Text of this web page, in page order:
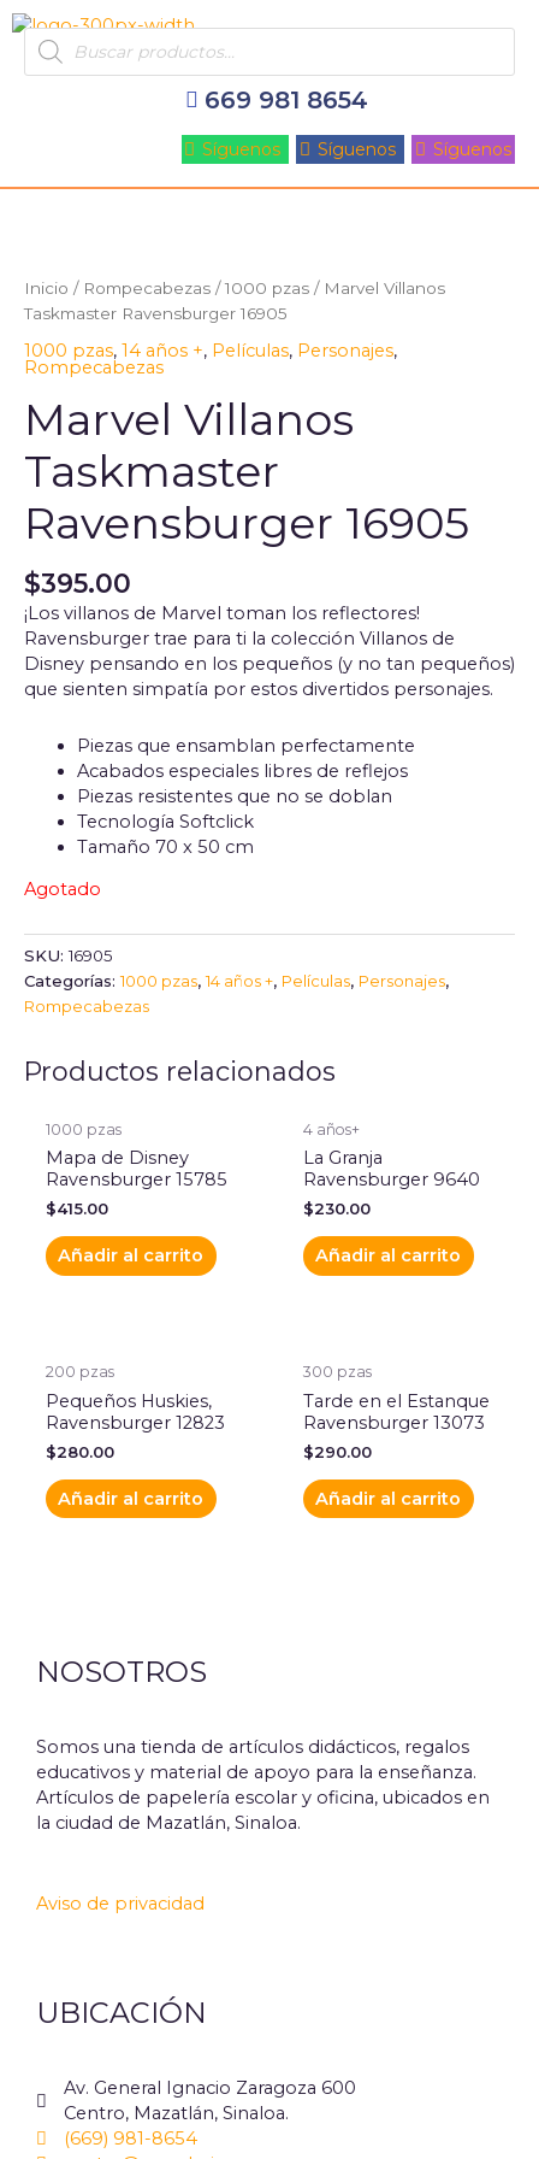
al
contenido
Products
search
669 981 8654
Síguenos Síguenos Síguenos
Inicio / Rompecabezas /1000 pzas / Marvel Villanos
Taskmaster Ravensburger 16905
1000 pzas, 14 años +, Películas, Personajes,
Rompecabezas
Marvel Villanos
Taskmaster
Ravensburger 16905
$395.00
¡Los villanos de Marvel toman los reflectores!
Ravensburger trae para ti la colección Villanos de
Disney pensando en los pequeños (y no tan pequeños)
que sienten simpatía por estos divertidos personajes.
Piezas que ensamblan perfectamente
Acabados especiales libres de reflejos
Piezas resistentes que no se doblan
Tecnología Softclick
Tamaño 70 x 50 cm
Agotado
SKU:16905
Categorías:1000 pzas,14 años +, Películas, Personajes,
Rompecabezas
Productos relacionados
1000 pzas
Mapa de Disney
Ravensburger 15785
$415.00
Añadir al carrito
4 años+
La Granja
Ravensburger 9640
$230.00
Añadir al carrito
200 pzas
Pequeños Huskies,
Ravensburger 12823
$280.00
Añadir al carrito
300 pzas
Tarde en el Estanque
Ravensburger 13073
$290.00
Añadir al carrito
NOSOTROS
Somos una tienda de artículos didácticos, regalos
educativos y material de apoyo para la enseñanza.
Artículos de papelería escolar y oficina, ubicados en
la ciudad de Mazatlán, Sinaloa.
Aviso de privacidad
UBICACIÓN
Av. General Ignacio Zaragoza 600
Centro, Mazatlán, Sinaloa.
(669) 981-8654